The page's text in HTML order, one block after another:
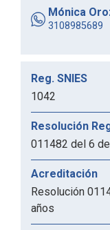
Mónica
3108985689
Reg. SNIES
1042
Resolución
011482 del 6
Acreditación
Resolución
años